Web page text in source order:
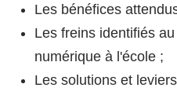
Les bénéfices
Les freins identifiés
numérique à l'école ;
Les solutions et